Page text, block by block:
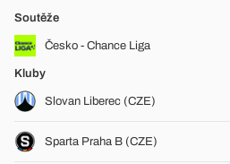
Soutěže
Česko - Chance Liga
Kluby
Slovan Liberec (CZE)
Sparta Praha B (CZE)